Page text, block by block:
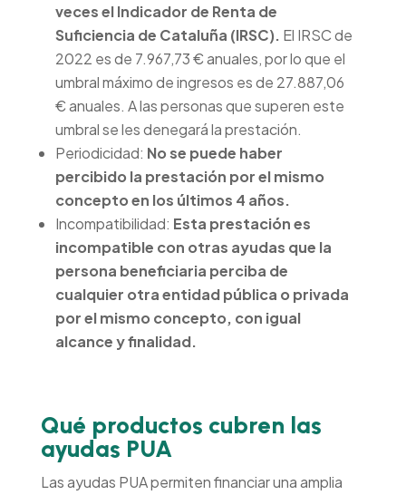
veces el Indicador de Renta de
Suficiencia de Cataluña (IRSC). El IRSC de
2022 es de 7.967,73 € anuales, por lo que el
umbral máximo de ingresos es de 27.887,06
€ anuales. A las personas que superen este
umbral se les denegará la prestación.
Periodicidad: No se puede haber
percibido la prestación por el mismo
concepto en los últimos 4 años.
Incompatibilidad: Esta prestación es
incompatible con otras ayudas que la
persona beneficiaria perciba de
cualquier otra entidad pública o privada
por el mismo concepto, con igual
alcance y finalidad.
Qué productos cubren las
ayudas PUA
Las ayudas PUA permiten financiar una amplia